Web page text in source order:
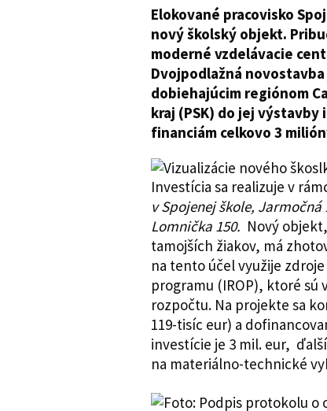
Elokované pracovisko
nový školský objekt.
moderné vzdelávacie
Dvojpodlažná
dobiehajúcim regiónom
kraj (PSK) do jej
financiám celkovo 3
Investícia sa realizuje v
v Spojenej škole,
Lomnička 150. Nový
tamojších žiakov, má
na tento účel využije
programu (IROP), ktoré sú
rozpočtu. Na projekte sa
119-tisíc eur) a
investície je 3 mil. eur,
na materiálno-technické